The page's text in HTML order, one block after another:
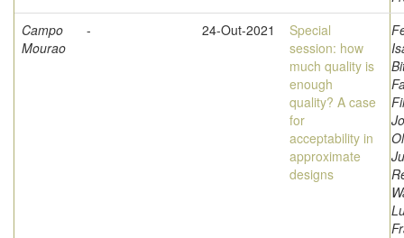
Campo
Mourao
- 24-Out-2021
Special
session: how
much quality is
enough
quality? A case
for
acceptability in
approximate
designs